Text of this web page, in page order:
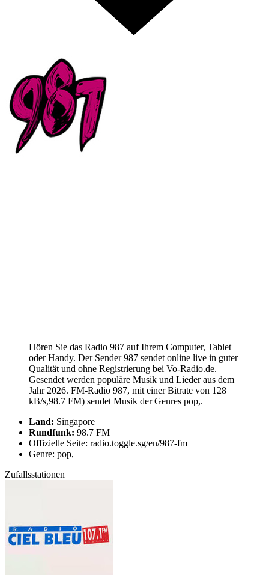
Hören Sie das Radio 987 auf Ihrem Computer, Tablet
oder Handy. Der Sender 987 sendet online live in guter
Qualität und ohne Registrierung bei Vo-Radio.de.
Gesendet werden populäre Musik und Lieder aus dem
Jahr 2026. FM-Radio 987, mit einer Bitrate von 128
kB/s,98.7 FM) sendet Musik der Genres pop,.
Land: Singapore
Rundfunk: 98.7 FM
Offizielle Seite: radio.toggle.sg/en/987-fm
Genre: pop,
Zufallsstationen